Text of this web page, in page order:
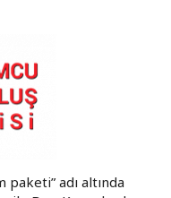
adı altında